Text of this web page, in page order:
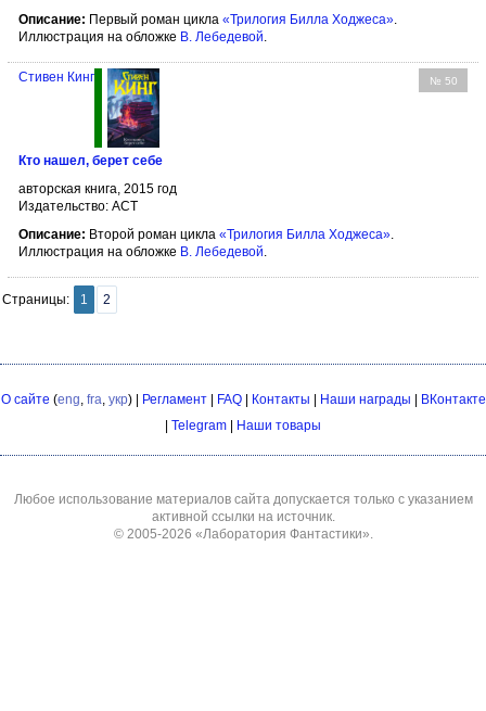
Описание: Первый роман цикла «Трилогия Билла Ходжеса».
Иллюстрация на обложке В. Лебедевой.
№ 50
Стивен Кинг
Кто нашел, берет себе
авторская книга, 2015 год
Издательство: АСТ
Описание: Второй роман цикла «Трилогия Билла Ходжеса».
Иллюстрация на обложке В. Лебедевой.
Страницы: 1 2
О сайте (eng, fra, укр) | Регламент| FAQ| Контакты Наши награды
ВКонтакте
Telegram Наши товары
Любое использование материалов сайта допускается только с указанием
активной ссылки на источник.
© 2005-2026 «Лаборатория Фантастики».